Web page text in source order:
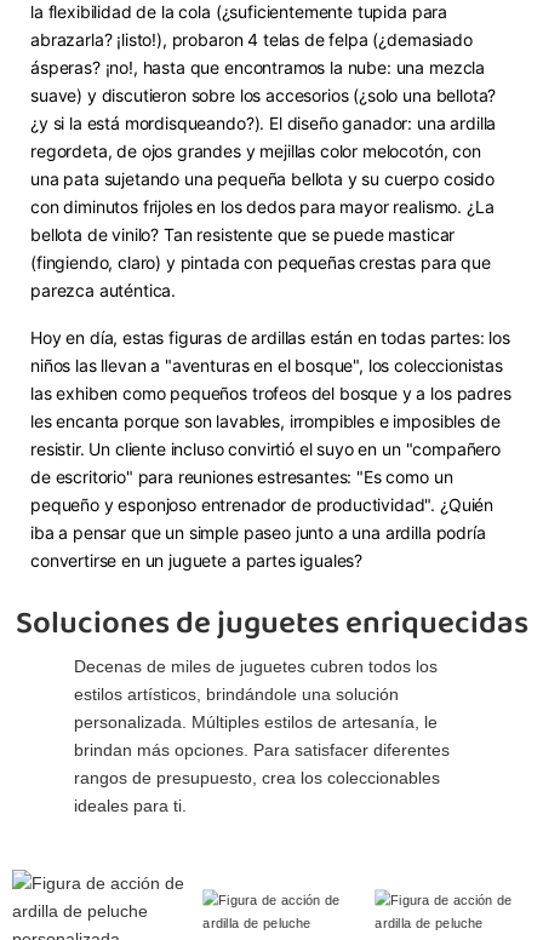
la flexibilidad de la cola (¿suficientemente tupida para
abrazarla? ¡listo!), probaron 4 telas de felpa (¿demasiado
ásperas? ¡no!, hasta que encontramos la nube: una mezcla
suave) y discutieron sobre los accesorios (¿solo una bellota?
¿y si la está mordisqueando?). El diseño ganador: una ardilla
regordeta, de ojos grandes y mejillas color melocotón, con
una pata sujetando una pequeña bellota y su cuerpo cosido
con diminutos frijoles en los dedos para mayor realismo. ¿La
bellota de vinilo? Tan resistente que se puede masticar
(fingiendo, claro) y pintada con pequeñas crestas para que
parezca auténtica.
Hoy en día, estas figuras de ardillas están en todas partes: los
niños las llevan a "aventuras en el bosque", los coleccionistas
las exhiben como pequeños trofeos del bosque y a los padres
les encanta porque son lavables, irrompibles e imposibles de
resistir. Un cliente incluso convirtió el suyo en un "compañero
de escritorio" para reuniones estresantes: "Es como un
pequeño y esponjoso entrenador de productividad". ¿Quién
iba a pensar que un simple paseo junto a una ardilla podría
convertirse en un juguete a partes iguales?
Soluciones de juguetes enriquecidas
Decenas de miles de juguetes cubren todos los
estilos artísticos, brindándole una solución
personalizada. Múltiples estilos de artesanía, le
brindan más opciones. Para satisfacer diferentes
rangos de presupuesto, crea los coleccionables
ideales para ti.